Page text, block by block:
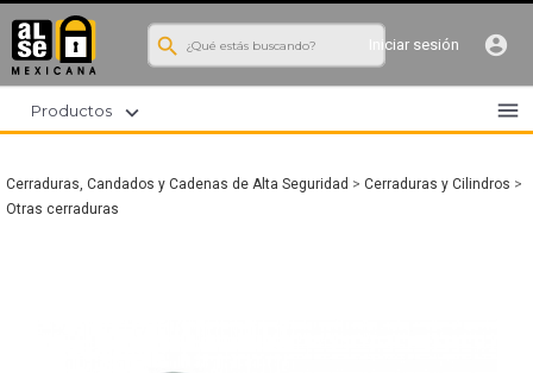
search Iniciar sesión account_circle
menu
Productos expand_more
Cerraduras, Candados y Cadenas de Alta Seguridad > Cerraduras y Cilindros >
Otras cerraduras